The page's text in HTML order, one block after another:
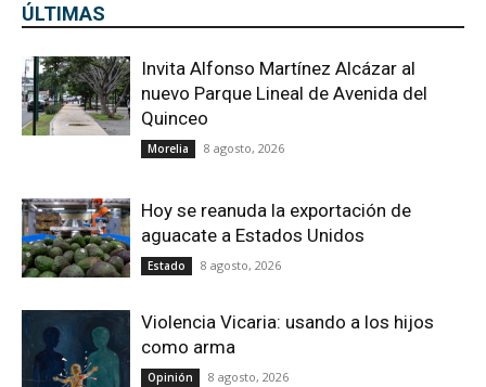
ÚLTIMAS
Invita Alfonso Martínez Alcázar al
nuevo Parque Lineal de Avenida del
Quinceo
Morelia 8 agosto, 2026
Hoy se reanuda la exportación de
aguacate a Estados Unidos
Estado 8 agosto, 2026
Violencia Vicaria: usando a los hijos
como arma
Opinión 8 agosto, 2026